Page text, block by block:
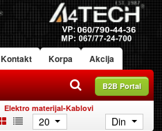
Kontakt Korpa Akcija
B2B Portal
Elektro materijal-Kablovi
20 Din